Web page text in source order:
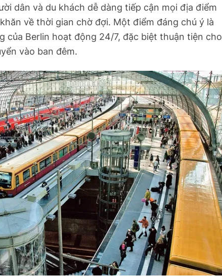
dân và du khách dễ dàng tiếp cận mọi địa điểm
về thời gian chờ đợi. Một điểm đáng chú ý là
của Berlin hoạt động 24/7, đặc biệt thuận tiện cho
vào ban đêm.